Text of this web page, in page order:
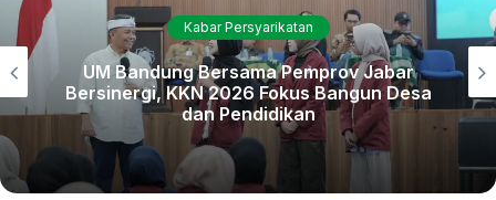
tumbuh bahagia sesuai dengan visi lembaga.
Selain itu, acara ini juga menjadi ajang refleksi dan apresiasi
terhadap dedikasi para guru yang telah bekerja keras
mendampingi tumbuh kembang anak-anak selama masa
pendidikan. Para guru dinilai telah menjadi sosok penting
dalam membentuk karakter dan semangat belajar para
Kabar Persyarikatan
UM Bandung Bersama Pemprov Jabar
Bersinergi, KKN 2026 Fokus Bangun Desa
dan Pendidikan